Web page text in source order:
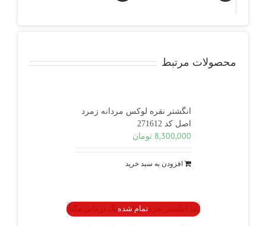
محصولات مرتبط
انگشتر نقره لوکس مردانه زمرد
اصل کد 271612
8,300,000 تومان
افزودن به سبد خرید
تمام شده